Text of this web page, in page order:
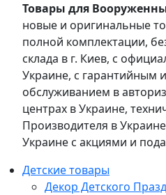
Товары для
новые и оригинальные
полной комплектации,
склада в г. Киев, с
Украине, с гарантийным
обслуживанием в
центрах в Украине,
Производителя в
Украине с акциями и
Детские товары
Декор Детского